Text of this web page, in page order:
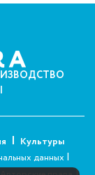
Культуры
данных |